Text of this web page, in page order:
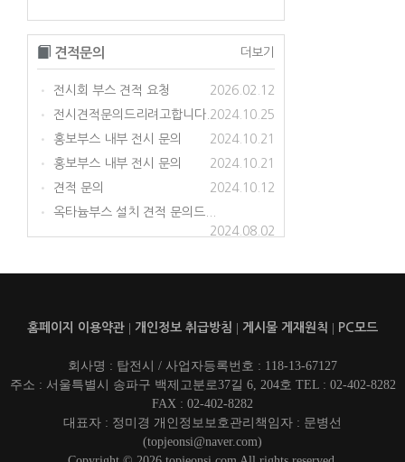
견적문의 더보기
• 전시회 부스 견적 요청 2026.02.12
• 전시견적문의드리려고합니다. 2024.10.25
• 홍보부스 내부 전시 문의 2024.10.21
• 홍보부스 내부 전시 문의 2024.10.21
• 견적 문의 2024.10.12
•
옥타늄부스 설치 견적 문의드...
2024.08.02
홈페이지 이용약관 개인정보 취급방침 게시물 게재원칙 PC모드
회사명 : 탑전시 / 사업자등록번호 : 118-13-67127
주소 : 서울특별시 송파구 백제고분로37길 6, 204호 TEL : 02-402-8282
FAX : 02-402-8282
대표자 : 정미경 개인정보보호관리책임자 : 문병선
(topjeonsi@naver.com)